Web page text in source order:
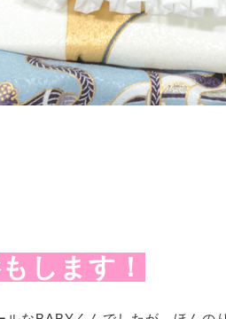
します！